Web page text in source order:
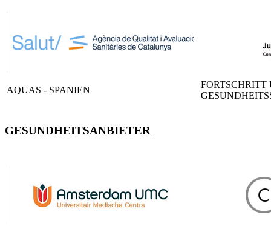
AQUAS - SPANIEN
FORTSCHRITT
GESUNDHEITSANBIETER